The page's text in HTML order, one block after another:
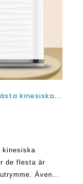
Vad behöver jag leta efter i de bästa kinesiska luftrenare som köper guide i 2021?
kinesiska
de flesta är
Även